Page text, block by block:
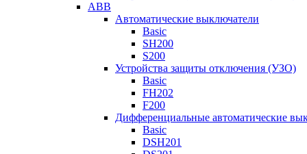
ABB
Автоматические выключатели
Basic
SH200
S200
Устройства защиты отключения (УЗО)
Basic
FH202
F200
Дифференциальные автоматические
Basic
DSH201